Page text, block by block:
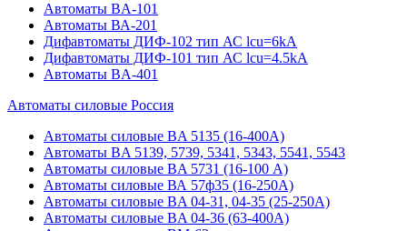
Автоматы BA-101
Автоматы ВА-201
Дифавтоматы ДИФ-102 тип АС lcu=6kA
Дифавтоматы ДИФ-101 тип АС lcu=4.5kA
Автоматы BA-401
Автоматы силовые Россия
Автоматы силовые BA 5135 (16-400А)
Автоматы BA 5139, 5739, 5341, 5343, 5541, 5543
Автоматы силовые BA 5731 (16-100 А)
Автоматы силовые ВА 57ф35 (16-250А)
Автоматы силовые BA 04-31, 04-35 (25-250А)
Автоматы силовые BA 04-36 (63-400А)